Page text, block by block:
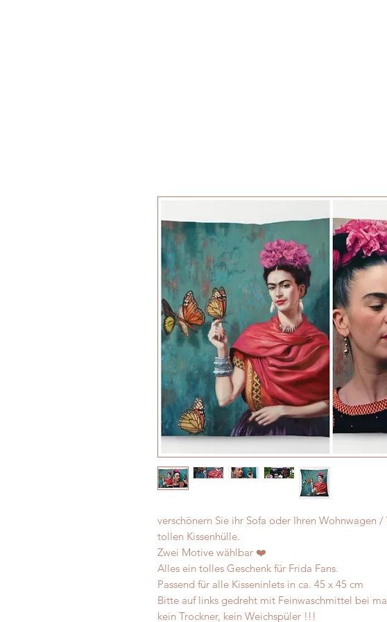
verschönern Sie ihr Sofa oder Ihren Wohnwagen
tollen Kissenhülle.
Zwei Motive wählbar ❤️
Alles ein tolles Geschenk für Frida Fans.
Passend für alle Kisseninlets in ca. 45 x 45 cm
Bitte auf links gedreht mit Feinwaschmittel bei
kein Trockner, kein Weichspüler !!!